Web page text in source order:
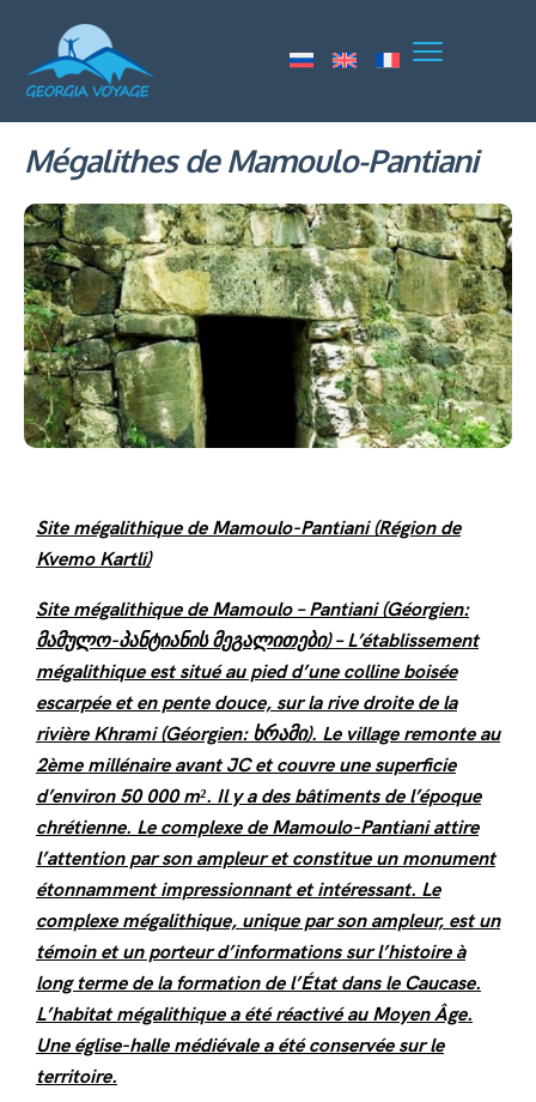
Mégalithes de Mamoulo-Pantiani
Site mégalithique de Mamoulo-Pantiani (Région de
Kvemo Kartli)
Site mégalithique de Mamoulo – Pantiani (Géorgien:
მამულო-პანტიანის მეგალითები) – L’établissement
mégalithique est situé au pied d’une colline boisée
escarpée et en pente douce, sur la rive droite de la
rivière Khrami (Géorgien: ხრამი). Le village remonte au
2ème millénaire avant JC et couvre une superficie
d’environ 50 000 m². Il y a des bâtiments de l’époque
chrétienne. Le complexe de Mamoulo-Pantiani attire
l’attention par son ampleur et constitue un monument
étonnamment impressionnant et intéressant. Le
complexe mégalithique, unique par son ampleur, est un
témoin et un porteur d’informations sur l’histoire à
long terme de la formation de l’État dans le Caucase.
L’habitat mégalithique a été réactivé au Moyen Âge.
Une église-halle médiévale a été conservée sur le
territoire.